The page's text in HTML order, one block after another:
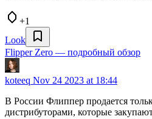
+1
Look
Flipper Zero — подробный обзор
koteeq Nov 24 2023 at 18:44
В России Флиппер продается
дистрибуторами, которые